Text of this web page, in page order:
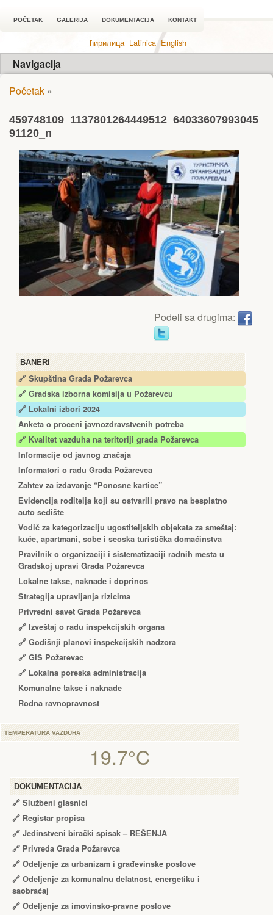
POČETAK GALERIJA DOKUMENTACIJA KONTAKT
ћирилица Latinica English
Navigacija
BANERI
🔗 Skupština Grada Požarevca
🔗 Gradska izborna komisija u Požarevcu
🔗 Lokalni izbori 2024
Anketa o proceni javnozdravstvenih potreba
🔗 Kvalitet vazduha na teritoriji grada Požarevca
Informacije od javnog značaja
Informatori o radu Grada Požarevca
Zahtev za izdavanje “Ponosne kartice”
Еvidencija roditelja koji su ostvarili pravo na besplatno
auto sedište
Vodič za kategorizaciju ugostiteljskih objekata za smeštaj:
kuće, apartmani, sobe i seoska turistička domaćinstva
Pravilnik o organizaciji i sistematizaciji radnih mesta u
Gradskoj upravi Grada Požarevca
Lokalne takse, naknade i doprinos
Strategija upravljanja rizicima
Privredni savet Grada Požarevca
🔗 Izveštaj o radu inspekcijskih organa
🔗 Godišnji planovi inspekcijskih nadzora
🔗 GIS Požarevac
🔗 Lokalna poreska administracija
Komunalne takse i naknade
Rodna ravnopravnost
Početak »
459748109_1137801264449512_64033607993045
91120_n
Podeli sa drugima:
TEMPERATURA VAZDUHA
19.7°C
DOKUMENTACIJA
🔗 Službeni glasnici
🔗 Registar propisa
🔗 Jedinstveni birački spisak – RЕŠЕNJA
🔗 Privreda Grada Požarevca
🔗 Odeljenje za urbanizam i građevinske poslove
🔗 Odeljenje za komunalnu delatnost, energetiku i
saobraćaj
🔗 Odeljenje za imovinsko-pravne poslove